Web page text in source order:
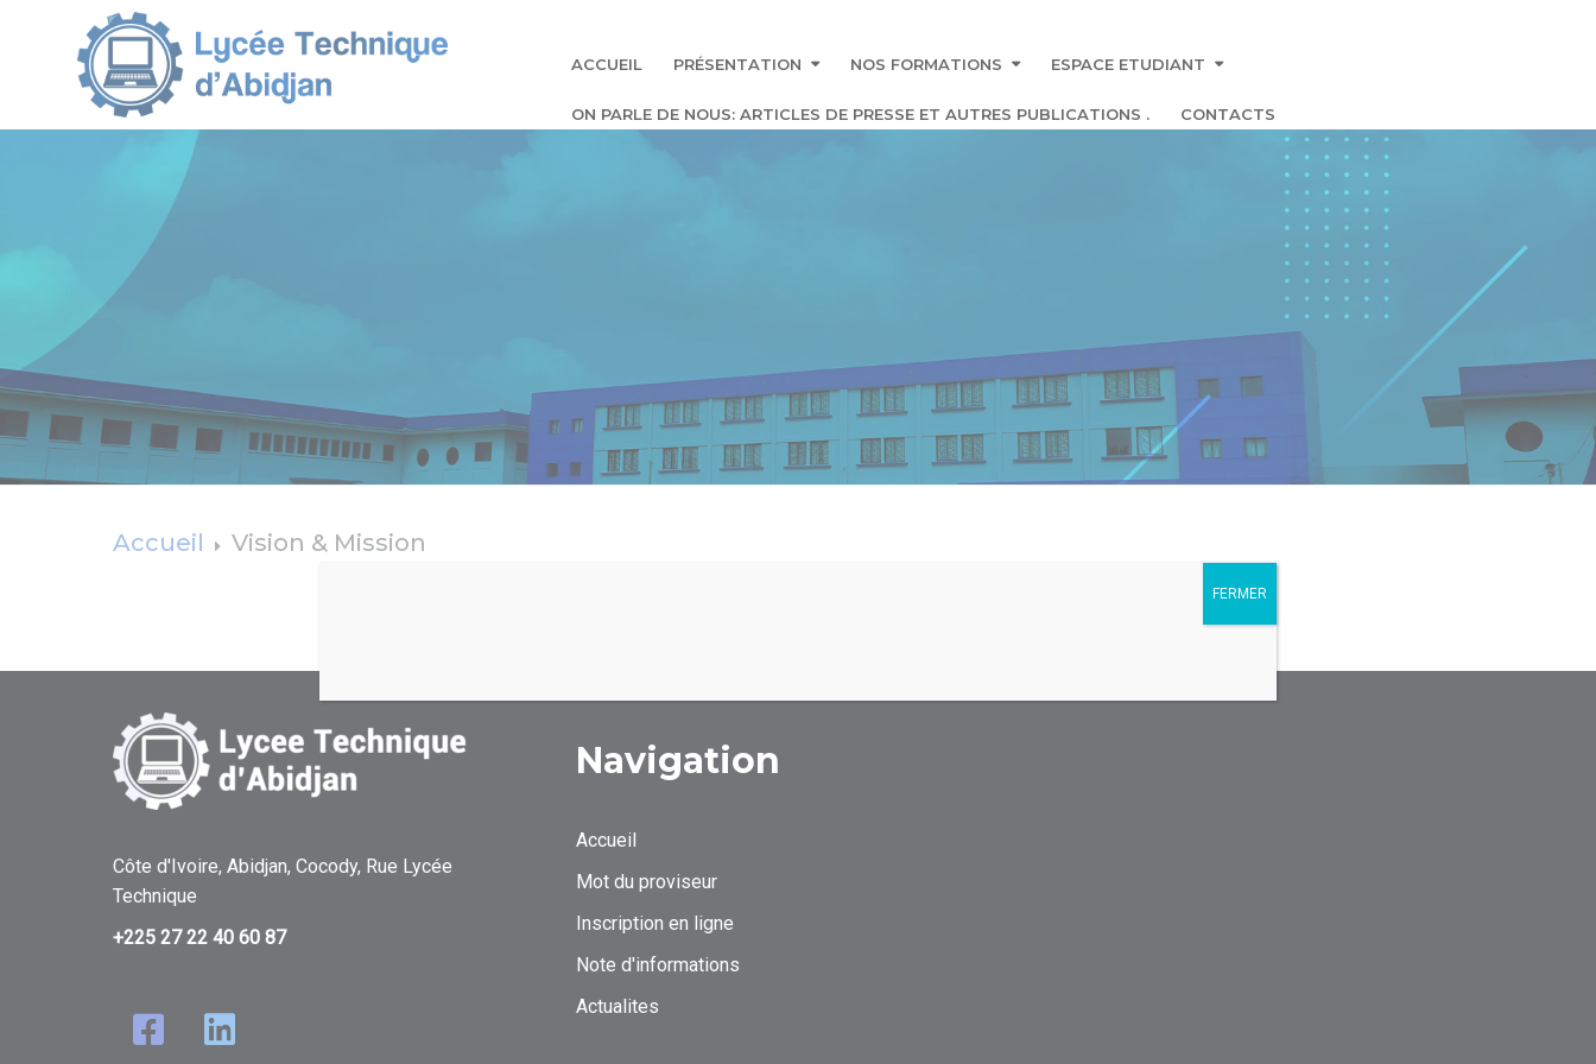
ACCUEIL PRÉSENTATION NOS FORMATIONS ESPACE ETUDIANT
ON PARLE DE NOUS: ARTICLES DE PRESSE ET AUTRES PUBLICATIONS . CONTACTS
Accueil Vision & Mission
Côte d'Ivoire, Abidjan, Cocody, Rue Lycée
Technique
+225 27 22 40 60 87
Navigation
Accueil
Mot du proviseur
Inscription en ligne
Note d'informations
Actualites
FERMER